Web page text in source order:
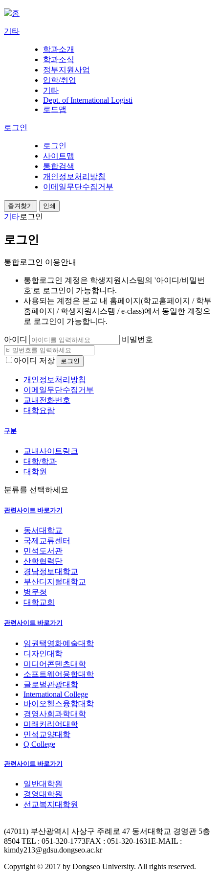
기타
학과소개
학과소식
정부지원사업
입학/취업
기타
Dept. of International Logisti
로드맵
로그인
로그인
사이트맵
통합검색
개인정보처리방침
이메일무단수집거부
즐겨찾기 인쇄
기타로그인
로그인
통합로그인 이용안내
통합로그인 계정은 학생지원시스템의 '아이디/비밀번
호'로 로그인이 가능합니다.
사용되는 계정은 본교 내 홈페이지(학교홈페이지 / 학부
홈페이지 / 학생지원시스템 / e-class)에서 동일한 계정으
로 로그인이 가능합니다.
아이디 비밀번호
아이디 저장
개인정보처리방침
이메일무단수집거부
교내전화번호
대학요람
구분
교내사이트링크
대학/학과
대학원
분류를 선택하세요
관련사이트 바로가기
동서대학교
국제교류센터
민석도서관
산학협력단
경남정보대학교
부산디지털대학교
병무청
대학교회
관련사이트 바로가기
임권택영화예술대학
디자인대학
미디어콘텐츠대학
소프트웨어융합대학
글로벌관광대학
International College
바이오헬스융합대학
경영사회과학대학
미래커리어대학
민석교양대학
Q College
관련사이트 바로가기
일반대학원
경영대학원
선교복지대학원
(47011) 부산광역시 사상구 주례로 47 동서대학교 경영관 5층
8504 TEL : 051-320-1773FAX : 051-320-1631E-MAIL :
kimdy213@gdsu.dongseo.ac.kr
Copyright © 2017 by Dongseo University. All rights reserved.